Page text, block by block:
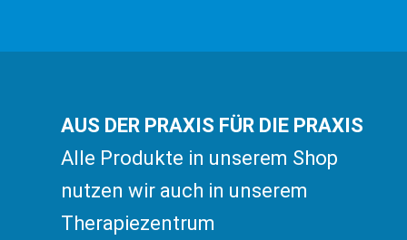
AUS DER PRAXIS FÜR DIE PRAXIS
Alle Produkte in unserem Shop
nutzen wir auch in unserem
Therapiezentrum